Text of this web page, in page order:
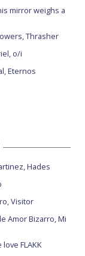
mirror weighs a
Thrasher
o/i
Eternos
Hades
Visitor
Amor Bizarro, Mi
love FLAKK